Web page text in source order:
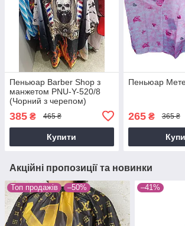
Пеньюар Barber Shop з
манжетом PNU-Y-520/8
(Чорний з черепом)
385 ₴ 465 ₴
Купити
Пеньюар
265₴ 365 ₴
Акційні пропозиції та новинки
Топ продажів –50% –41%